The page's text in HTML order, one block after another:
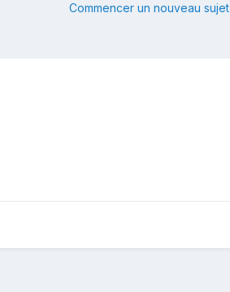
Commencer un nouveau sujet